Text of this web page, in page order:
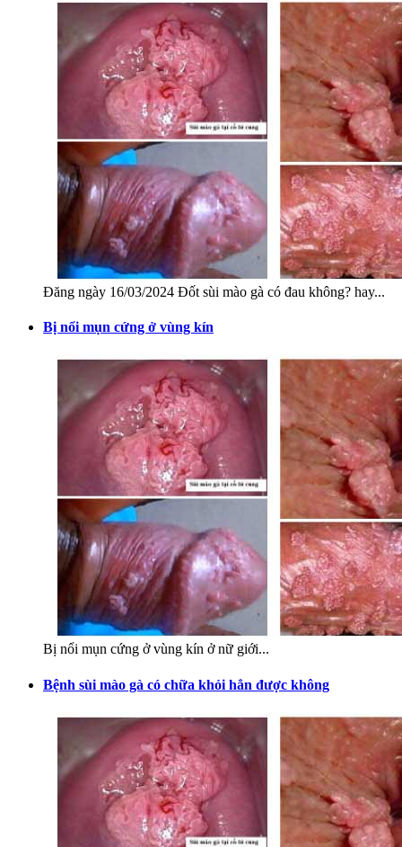
Đăng ngày 16/03/2024 Đốt sùi mào gà có đau không? hay...
Bị nổi mụn cứng ở vùng kín
Bị nổi mụn cứng ở vùng kín ở nữ giới...
Bệnh sùi mào gà có chữa khỏi hẳn được không